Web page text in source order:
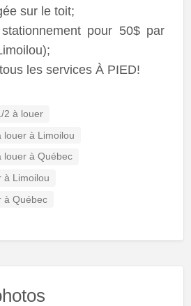
sur le toit;
pour 50$ par
les services À PIED!
2 à louer
louer à Limoilou
louer à Québec
à Limoilou
à Québec